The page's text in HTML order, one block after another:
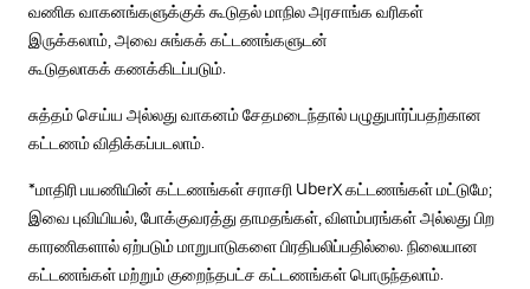
வணிக வாகனங்களுக்குக் கூடுதல் மாநில அரசாங்க வரிகள்
இருக்கலாம், அவை சுங்கக் கட்டணங்களுடன்
கூடுதலாகக் கணக்கிடப்படும்.
சுத்தம் செய்ய அல்லது வாகனம் சேதமடைந்தால் பழுதுபார்ப்பதற்கான
கட்டணம் விதிக்கப்படலாம்.
*மாதிரி பயணியின் கட்டணங்கள் சராசரி UberX கட்டணங்கள் மட்டுமே;
இவை புவியியல், போக்குவரத்து தாமதங்கள், விளம்பரங்கள் அல்லது பிற
காரணிகளால் ஏற்படும் மாறுபாடுகளை பிரதிபலிப்பதில்லை. நிலையான
கட்டணங்கள் மற்றும் குறைந்தபட்ச கட்டணங்கள் பொருந்தலாம்.